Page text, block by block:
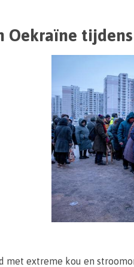
Oekraïne
met extreme kou en